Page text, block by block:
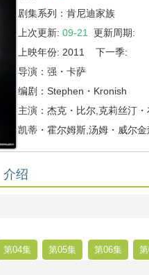
剧集系列：肯尼迪家族
上次更新: 09-21
更新周期:
上映年份: 2011 下一季:
导演：强・卡萨
编剧：Stephen・Kronish
主演：杰克・比尔,克莉丝汀
凯蒂・霍尔姆斯,汤姆・威尔
介绍
第04集 第05集 第06集